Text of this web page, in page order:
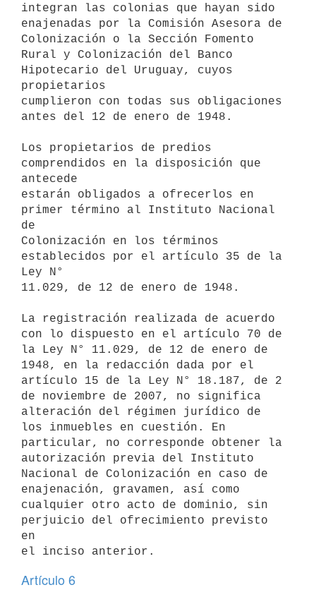
integran las colonias que hayan sido
enajenadas por la Comisión Asesora de
Colonización o la Sección Fomento
Rural y Colonización del Banco
Hipotecario del Uruguay, cuyos
propietarios
cumplieron con todas sus obligaciones
antes del 12 de enero de 1948.
Los propietarios de predios
comprendidos en la disposición que
antecede
estarán obligados a ofrecerlos en
primer término al Instituto Nacional
de
Colonización en los términos
establecidos por el artículo 35 de la
Ley N°
11.029, de 12 de enero de 1948.
La registración realizada de acuerdo
con lo dispuesto en el artículo 70 de
la Ley N° 11.029, de 12 de enero de
1948, en la redacción dada por el
artículo 15 de la Ley N° 18.187, de 2
de noviembre de 2007, no significa
alteración del régimen jurídico de
los inmuebles en cuestión. En
particular, no corresponde obtener la
autorización previa del Instituto
Nacional de Colonización en caso de
enajenación, gravamen, así como
cualquier otro acto de dominio, sin
perjuicio del ofrecimiento previsto
en
Artículo 6